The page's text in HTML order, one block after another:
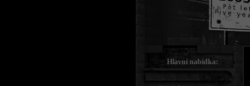
Hlavní nabídka: